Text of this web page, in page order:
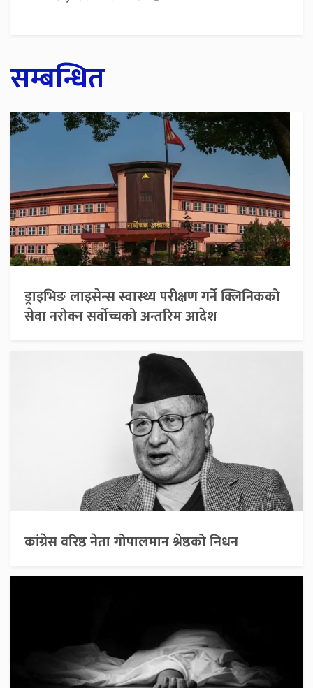
सम्बन्धित
ड्राइभिङ लाइसेन्स स्वास्थ्य परीक्षण गर्ने क्लिनिकको
सेवा नरोक्न सर्वोच्चको अन्तरिम आदेश
कांग्रेस वरिष्ठ नेता गोपालमान श्रेष्ठको निधन